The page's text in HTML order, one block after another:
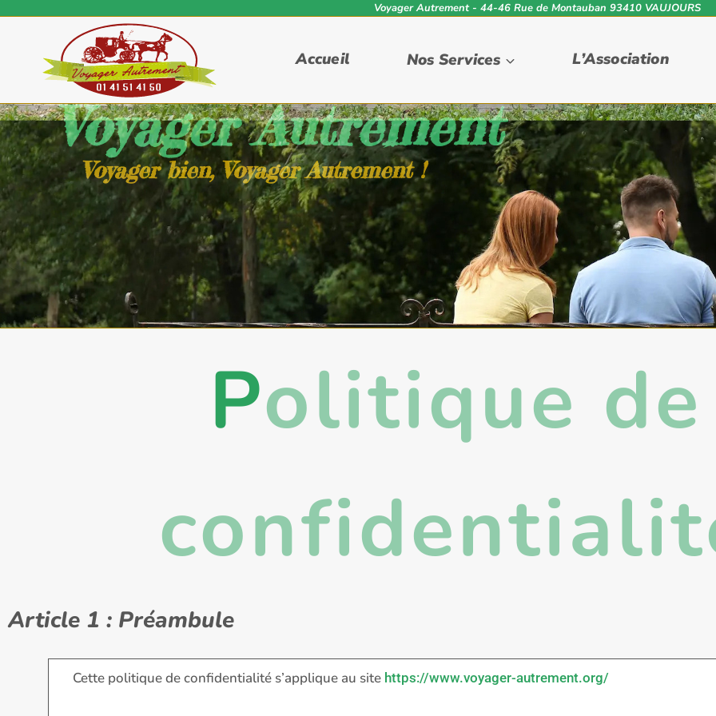
Voyager Autrement - 44-46 Rue de Montauban 93410 VAUJOURS
Accueil Nos Services L’Association
Voyager bien, Voyager Autrement !
Voyager Autrement
Politique de
Article 1 : Préambule
Cette politique de confidentialité s’applique au site https://www.voyager-autrement.org/